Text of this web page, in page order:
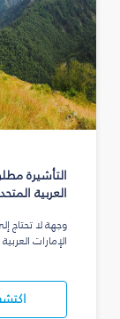
التأشيرة
العربية
وجهة لا تحتاج
الإمارات